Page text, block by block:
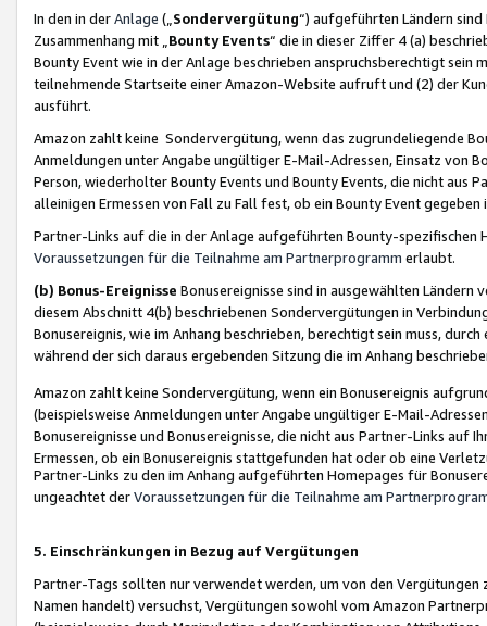
In den in derAnlage („ Sondervergütung“) aufgeführten Ländern
Zusammenhang mit „ Bounty Events“ die in dieser Ziffer 4 (a)
Bounty Event wie in der Anlage beschrieben anspruchsberechtigt sein
teilnehmende Startseite einer Amazon-Website aufruft und (2) der
ausführt.
Amazon zahlt keine Sondervergütung, wenn das zugrundeliegende
Anmeldungen unter Angabe ungültiger E-Mail-Adressen, Einsatz von
Person, wiederholter Bounty Events und Bounty Events, die nicht
alleinigen Ermessen von Fall zu Fall fest, ob ein Bounty Event
Partner-Links auf die in der Anlage aufgeführten Bounty-spezifischen
Voraussetzungen für die Teilnahme am Partnerprogramm erlaubt.
(b) Bonus-Ereignisse Bonusereignisse sind in ausgewählten Ländern
diesem Abschnitt 4(b) beschriebenen Sondervergütungen in
Bonusereignis, wie im Anhang beschrieben, berechtigt sein muss,
während der sich daraus ergebenden Sitzung die im Anhang
Amazon zahlt keine Sondervergütung, wenn ein Bonusereignis
(beispielsweise Anmeldungen unter Angabe ungültiger E-Mail-
Bonusereignisse und Bonusereignisse, die nicht aus Partner-Links auf
Ermessen, ob ein Bonusereignis stattgefunden hat oder ob eine
Partner-Links zu den im Anhang aufgeführten Homepages für
ungeachtet derVoraussetzungen für die Teilnahme am
5. Einschränkungen in Bezug auf Vergütungen
Partner-Tags sollten nur verwendet werden, um von den
Namen handelt) versuchst, Vergütungen sowohl vom Amazon